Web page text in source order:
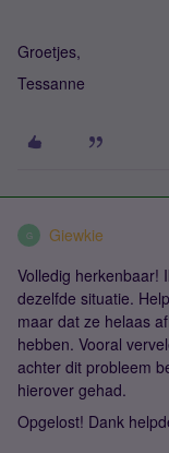
Groetjes,
Tessanne
G Giewkie
Volledig herkenbaar!
dezelfde situatie.
maar dat ze helaas
hebben. Vooral
achter dit probleem
hierover gehad.
Opgelost! Dank